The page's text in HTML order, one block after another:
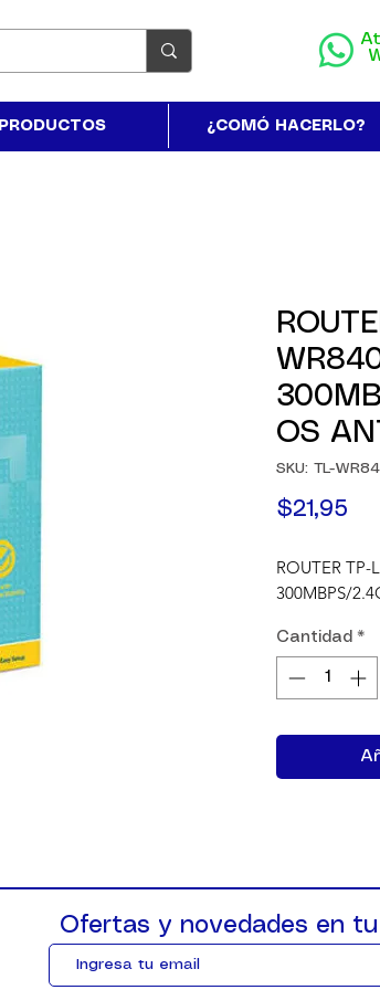
PRODUCTOS ¿COMÓ HACERLO?
OS
SKU: TL-
$21,95
ROUTER TP-
300MBPS/
Cantidad *
Ofertas y novedades en tu